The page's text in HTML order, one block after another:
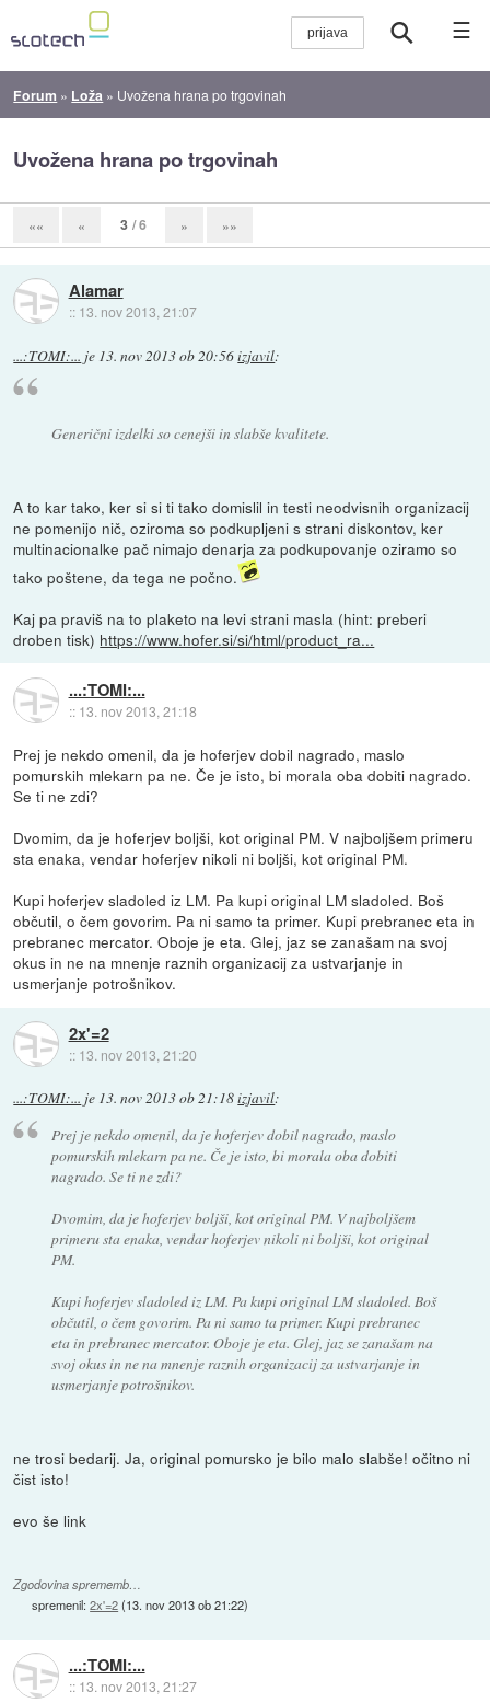
☰
Forum » Loža » Uvožena hrana po trgovinah
Uvožena hrana po trgovinah
«« « 3 / 6 » »»
Alamar
:: 13. nov 2013, 21:07
...:TOMI:... je 13. nov 2013 ob 20:56izjavil:
Generični izdelki so cenejši in slabše kvalitete.
A to kar tako, ker si si ti tako domislil in testi neodvisnih organizacij
ne pomenijo nič, oziroma so podkupljeni s strani diskontov, ker
multinacionalke pač nimajo denarja za podkupovanje oziramo so
tako poštene, da tega ne počno.
Kaj pa praviš na to plaketo na levi strani masla (hint: preberi
droben tisk) https://www.hofer.si/si/html/product_ra...
...:TOMI:...
:: 13. nov 2013, 21:18
Prej je nekdo omenil, da je hoferjev dobil nagrado, maslo
pomurskih mlekarn pa ne. Če je isto, bi morala oba dobiti nagrado.
Se ti ne zdi?
Dvomim, da je hoferjev boljši, kot original PM. V najboljšem primeru
sta enaka, vendar hoferjev nikoli ni boljši, kot original PM.
Kupi hoferjev sladoled iz LM. Pa kupi original LM sladoled. Boš
občutil, o čem govorim. Pa ni samo ta primer. Kupi prebranec eta in
prebranec mercator. Oboje je eta. Glej, jaz se zanašam na svoj
okus in ne na mnenje raznih organizacij za ustvarjanje in
usmerjanje potrošnikov.
2x'=2
:: 13. nov 2013, 21:20
...:TOMI:... je 13. nov 2013 ob 21:18izjavil:
Prej je nekdo omenil, da je hoferjev dobil nagrado, maslo
pomurskih mlekarn pa ne. Če je isto, bi morala oba dobiti
nagrado. Se ti ne zdi?
Dvomim, da je hoferjev boljši, kot original PM. V najboljšem
primeru sta enaka, vendar hoferjev nikoli ni boljši, kot original
PM.
Kupi hoferjev sladoled iz LM. Pa kupi original LM sladoled. Boš
občutil, o čem govorim. Pa ni samo ta primer. Kupi prebranec
eta in prebranec mercator. Oboje je eta. Glej, jaz se zanašam na
svoj okus in ne na mnenje raznih organizacij za ustvarjanje in
usmerjanje potrošnikov.
ne trosi bedarij. Ja, original pomursko je bilo malo slabše! očitno ni
čist isto!
evo še link
Zgodovina sprememb…
spremenil:2x'=2(13. nov 2013 ob 21:22)
...:TOMI:...
:: 13. nov 2013, 21:27